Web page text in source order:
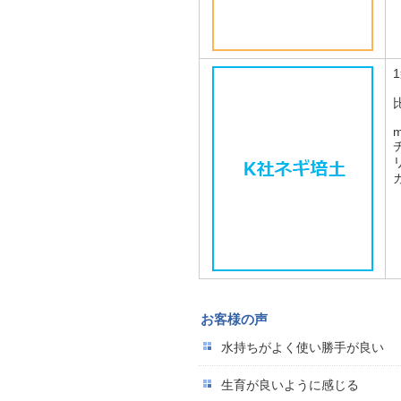
お客様の声
水持ちがよく使い勝手が良い
生育が良いように感じる